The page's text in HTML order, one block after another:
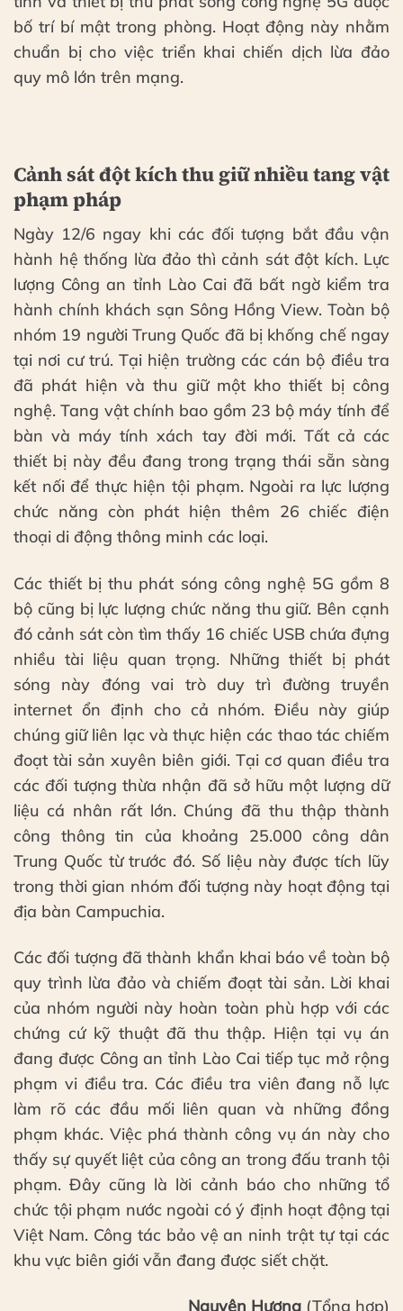
bố trí bí mật trong phòng. Hoạt động này nhằm
chuẩn bị cho việc triển khai chiến dịch lừa đảo
quy mô lớn trên mạng.
Cảnh sát đột kích thu giữ nhiều tang vật
phạm pháp
Ngày 12/6 ngay khi các đối tượng bắt đầu vận
hành hệ thống lừa đảo thì cảnh sát đột kích. Lực
lượng Công an tỉnh Lào Cai đã bất ngờ kiểm tra
hành chính khách sạn Sông Hồng View. Toàn bộ
nhóm 19 người Trung Quốc đã bị khống chế ngay
tại nơi cư trú. Tại hiện trường các cán bộ điều tra
đã phát hiện và thu giữ một kho thiết bị công
nghệ. Tang vật chính bao gồm 23 bộ máy tính để
bàn và máy tính xách tay đời mới. Tất cả các
thiết bị này đều đang trong trạng thái sẵn sàng
kết nối để thực hiện tội phạm. Ngoài ra lực lượng
chức năng còn phát hiện thêm 26 chiếc điện
thoại di động thông minh các loại.
Các thiết bị thu phát sóng công nghệ 5G gồm 8
bộ cũng bị lực lượng chức năng thu giữ. Bên cạnh
đó cảnh sát còn tìm thấy 16 chiếc USB chứa đựng
nhiều tài liệu quan trọng. Những thiết bị phát
sóng này đóng vai trò duy trì đường truyền
internet ổn định cho cả nhóm. Điều này giúp
chúng giữ liên lạc và thực hiện các thao tác chiếm
đoạt tài sản xuyên biên giới. Tại cơ quan điều tra
các đối tượng thừa nhận đã sở hữu một lượng dữ
liệu cá nhân rất lớn. Chúng đã thu thập thành
công thông tin của khoảng 25.000 công dân
Trung Quốc từ trước đó. Số liệu này được tích lũy
trong thời gian nhóm đối tượng này hoạt động tại
địa bàn Campuchia.
Các đối tượng đã thành khẩn khai báo về toàn bộ
quy trình lừa đảo và chiếm đoạt tài sản. Lời khai
của nhóm người này hoàn toàn phù hợp với các
chứng cứ kỹ thuật đã thu thập. Hiện tại vụ án
đang được Công an tỉnh Lào Cai tiếp tục mở rộng
phạm vi điều tra. Các điều tra viên đang nỗ lực
làm rõ các đầu mối liên quan và những đồng
phạm khác. Việc phá thành công vụ án này cho
thấy sự quyết liệt của công an trong đấu tranh tội
phạm. Đây cũng là lời cảnh báo cho những tổ
chức tội phạm nước ngoài có ý định hoạt động tại
Việt Nam. Công tác bảo vệ an ninh trật tự tại các
khu vực biên giới vẫn đang được siết chặt.
Nguyên Hương (Tổng hợp)